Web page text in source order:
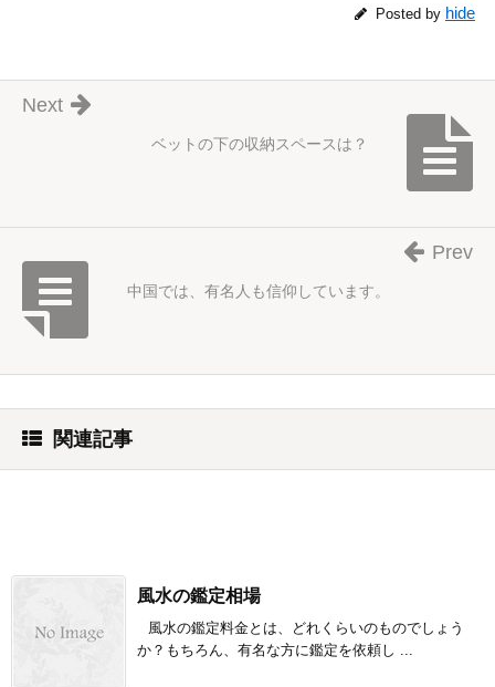
Posted by hide
ベットの下の収納スペースは？
Next
中国では、有名人も信仰しています。
Prev
関連記事
風水の鑑定相場
風水の鑑定料金とは、どれくらいのものでしょう
か？もちろん、有名な方に鑑定を依頼し ...